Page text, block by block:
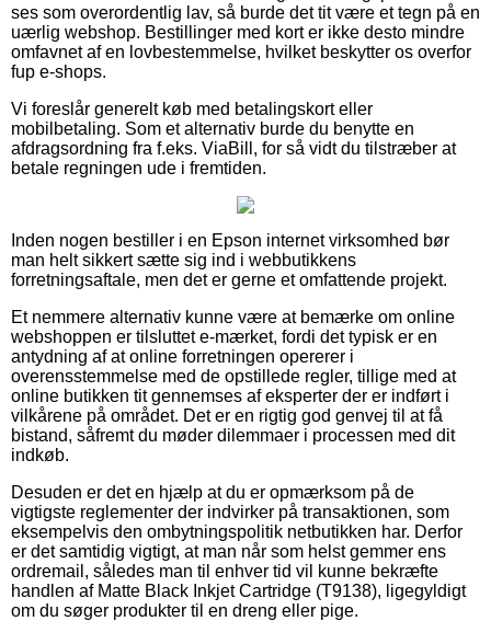
ses som overordentlig lav, så burde det tit være et tegn på en
uærlig webshop. Bestillinger med kort er ikke desto mindre
omfavnet af en lovbestemmelse, hvilket beskytter os overfor
fup e-shops.
Vi foreslår generelt køb med betalingskort eller
mobilbetaling. Som et alternativ burde du benytte en
afdragsordning fra f.eks. ViaBill, for så vidt du tilstræber at
betale regningen ude i fremtiden.
Inden nogen bestiller i en Epson internet virksomhed bør
man helt sikkert sætte sig ind i webbutikkens
forretningsaftale, men det er gerne et omfattende projekt.
Et nemmere alternativ kunne være at bemærke om online
webshoppen er tilsluttet e-mærket, fordi det typisk er en
antydning af at online forretningen opererer i
overensstemmelse med de opstillede regler, tillige med at
online butikken tit gennemses af eksperter der er indført i
vilkårene på området. Det er en rigtig god genvej til at få
bistand, såfremt du møder dilemmaer i processen med dit
indkøb.
Desuden er det en hjælp at du er opmærksom på de
vigtigste reglementer der indvirker på transaktionen, som
eksempelvis den ombytningspolitik netbutikken har. Derfor
er det samtidig vigtigt, at man når som helst gemmer ens
ordremail, således man til enhver tid vil kunne bekræfte
handlen af Matte Black Inkjet Cartridge (T9138), ligegyldigt
om du søger produkter til en dreng eller pige.